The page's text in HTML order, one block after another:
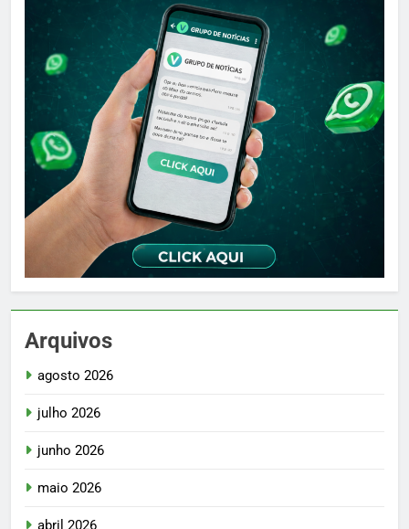
Arquivos
agosto 2026
julho 2026
junho 2026
maio 2026
abril 2026